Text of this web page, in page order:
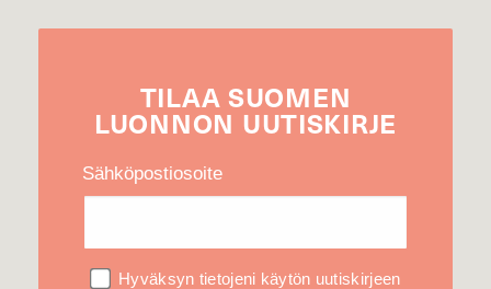
TILAA SUOMEN
LUONNON UUTIS­KIRJE
Sähköpostiosoite
Hyväksyn tietojeni käytön uutiskirjeen